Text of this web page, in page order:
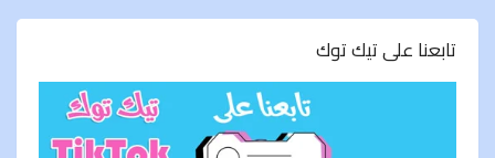
تابعنا على تيك توك